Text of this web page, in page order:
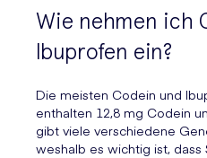
Wie nehmen ich
Ibuprofen ein?
Die meisten Codein und
enthalten 12,8 mg Codein
gibt viele verschiedene
weshalb es wichtig ist, dass